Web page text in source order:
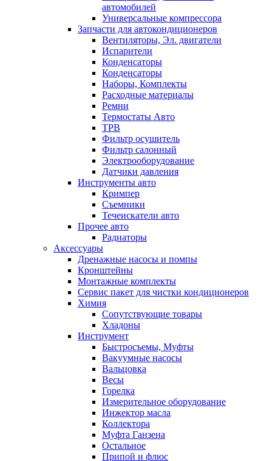
автомобилей
Универсальные компрессора
Запчасти для автокондиционеров
Вентиляторы, Эл. двигатели
Испарители
Конденсаторы
Конденсаторы
Наборы, Комплекты
Расходные материалы
Ремни
Термостаты Авто
ТРВ
Фильтр осушитель
Фильтр салонный
Электрооборудование
Датчики давления
Инструменты авто
Кримпер
Съемники
Течеискатели авто
Прочее авто
Радиаторы
Аксессуары
Дренажные насосы и помпы
Кронштейны
Монтажные комплекты
Сервис пакет для чистки кондиционеров
Химия
Сопутствующие товары
Хладоны
Инструмент
Быстросъемы, Муфты
Вакуумные насосы
Вальцовка
Весы
Горелка
Измерительное оборудование
Инжектор масла
Коллектора
Муфта Ганзена
Остальное
Припой и флюс